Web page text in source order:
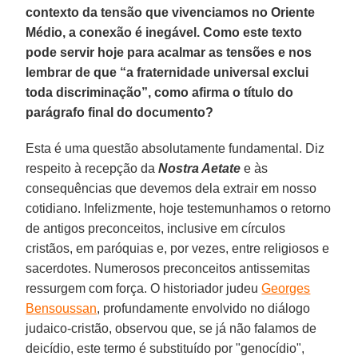
contexto da tensão que vivenciamos no Oriente
Médio, a conexão é inegável. Como este texto
pode servir hoje para acalmar as tensões e nos
lembrar de que “a fraternidade universal exclui
toda discriminação”, como afirma o título do
parágrafo final do documento?
Esta é uma questão absolutamente fundamental. Diz
respeito à recepção daNostra Aetate e às
consequências que devemos dela extrair em nosso
cotidiano. Infelizmente, hoje testemunhamos o retorno
de antigos preconceitos, inclusive em círculos
cristãos, em paróquias e, por vezes, entre religiosos e
sacerdotes. Numerosos preconceitos antissemitas
ressurgem com força. O historiador judeuGeorges
Bensoussan, profundamente envolvido no diálogo
judaico-cristão, observou que, se já não falamos de
deicídio, este termo é substituído por "genocídio",